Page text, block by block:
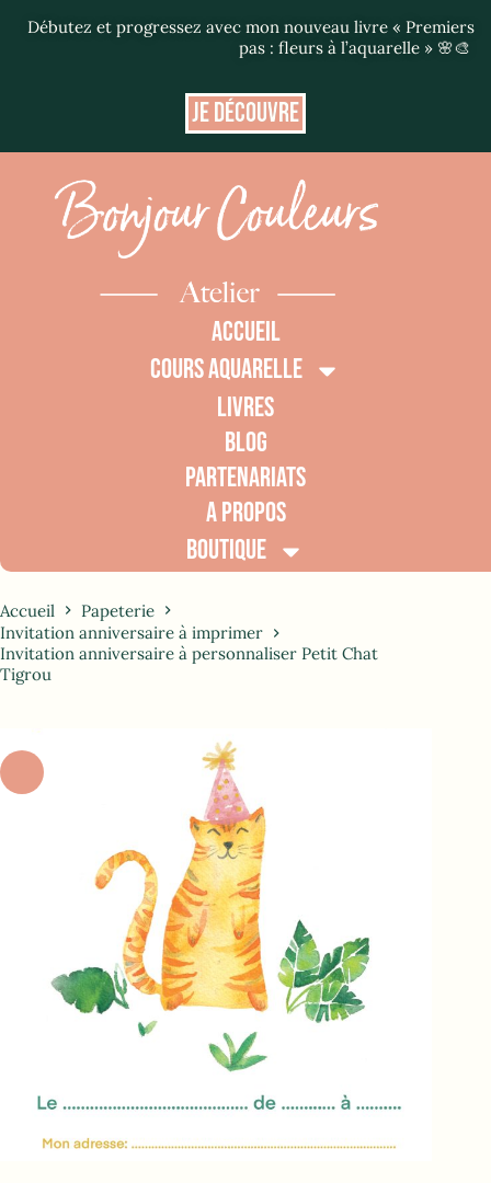
Débutez et progressez avec mon nouveau livre « Premiers
pas : fleurs à l’aquarelle » 🌸🎨
JE DÉCOUVRE
ACCUEIL
COURS AQUARELLE
LIVRES
BLOG
PARTENARIATS
A PROPOS
BOUTIQUE
Accueil
Papeterie
Invitation anniversaire à imprimer
Invitation anniversaire à personnaliser Petit Chat
Tigrou